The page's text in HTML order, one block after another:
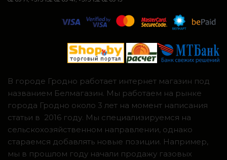
В городе Гродно работает интернет магазин под
названием Белмагазин. Мы работаем на рынке
города Гродно около 3 лет на момент написания
статьи в 2016 году. Мы специализируемся на
сельскохозяйственном направлении, однако
стараемся добавлять новые позиции. Например,
мы в прошлом году начали продажу газовых